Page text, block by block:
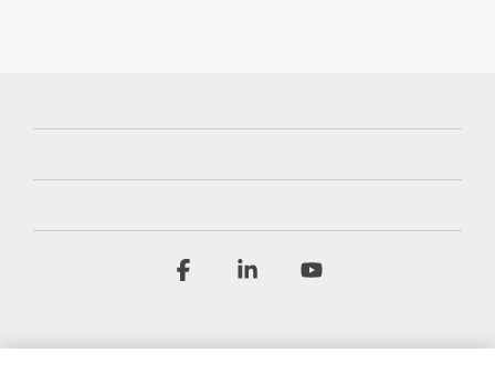
Facebook Linkedin